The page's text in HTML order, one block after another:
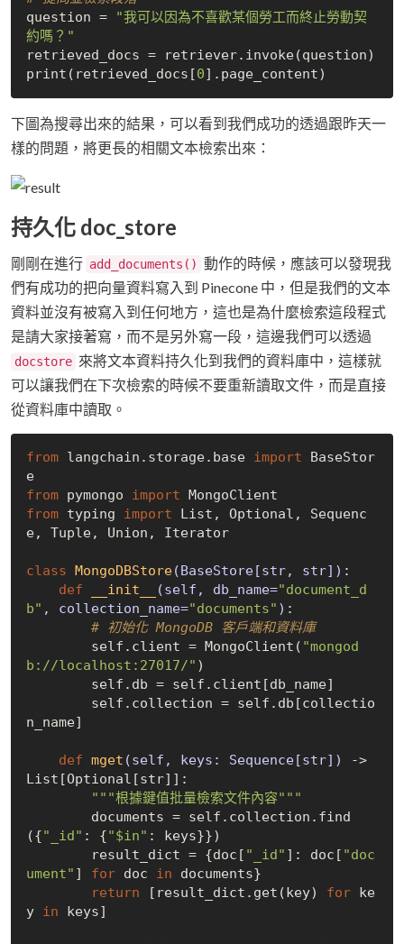
question =
"我可以因為不喜歡某個勞工而終止勞動契
約嗎？"
retrieved_docs = retriever.invoke(question)
print(retrieved_docs[0
下圖為搜尋出來的結果，可以看到我們成功的透過跟昨天一
樣的問題，將更長的相關文本檢索出來：
持久化 doc_store
剛剛在進行 add_documents() 動作的時候，應該可以發現我
們有成功的把向量資料寫入到 Pinecone 中，但是我們的文本
資料並沒有被寫入到任何地方，這也是為什麼檢索這段程式
是請大家接著寫，而不是另外寫一段，這邊我們可以透過
docstore 來將文本資料持久化到我們的資料庫中，這樣就
可以讓我們在下次檢索的時候不要重新讀取文件，而是直接
從資料庫中讀取。
from langchain.storage.base import BaseStor
e
from pymongo import
from typing import List, Optional, Sequenc
e, Tuple, Union, Iterator
class MongoDBStore(BaseStore[str, str]) :
def
__init__ (self, db_name="document_d
b" , collection_name="documents" ) :
# 初始化 MongoDB 客戶端和資料庫
        self.client = MongoClient(
"mongod
b://localhost:27017/" )
n_name]
def mget (self, keys: Sequence[str])
->
List[Optional[str]]:
"""根據鍵值批量檢索文件內容"""
({"_id" : {"$in" : keys}})
        result_dict = {doc[
"_id" ]: doc[ "doc
ument" ] for doc in documents}
return [result_dict.get(key) for ke
y in keys]